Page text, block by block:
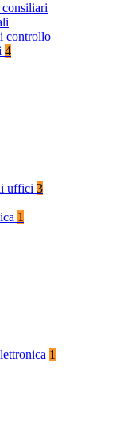
controllo
4
uffici 3
1
1